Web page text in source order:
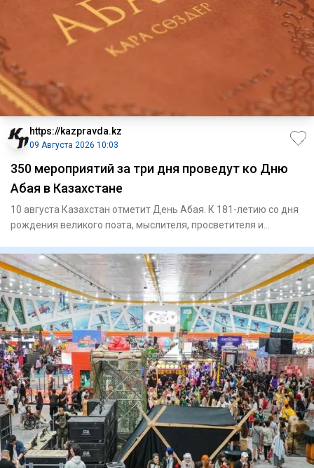
https://kazpravda.kz
09 Августа 2026 10:03
350 мероприятий за три дня проведут ко Дню
Абая в Казахстане
10 августа Казахстан отметит День Абая. К 181-летию со дня
рождения великого поэта, мыслителя, просветителя и